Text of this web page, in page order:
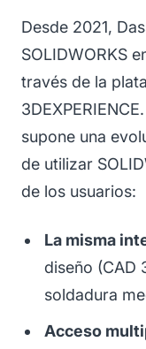
Desde 2021,
SOLIDWORKS
través de la
supone una
de utilizar
de los usuarios:
La misma
diseño (CAD
soldadura
Acceso